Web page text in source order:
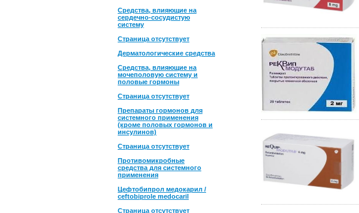
Средства, влияющие на
сердечно-сосудистую
систему
Страница отсутствует
Дерматологические средства
Средства, влияющие на
мочеполовую систему и
половые гормоны
Страница отсутствует
Препараты гормонов для
системного применения
(кроме половых гормонов и
инсулинов)
Страница отсутствует
Противомикробные
средства для системного
применения
Цефтобипрол медокарил /
ceftobiprole medocaril
Страница отсутствует